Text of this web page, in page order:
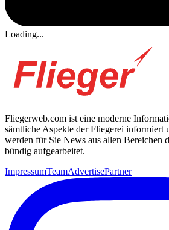
Loading...
Fliegerweb.com ist eine moderne
sämtliche Aspekte der Fliegerei informiert
werden für Sie News aus allen Bereichen
bündig aufgearbeitet.
ImpressumTeamAdvertisePartner